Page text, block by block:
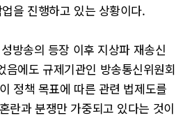
을 진행하고 있는 상황이다.
방송의 등장 이후 지상파 재송신
음에도 규제기관인 방송통신위원회
정책 목표에 따른 관련 법제도를
란과 분쟁만 가중되고 있다는 것이